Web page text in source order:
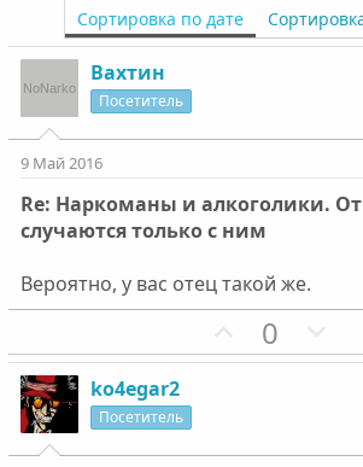
Сортировка по дате
Вахтин
Посетитель
9 Май 2016
Re: Наркоманы и алкоголики.
случаются только с ним
Вероятно, у вас отец такой же.
П
о
т
0
е
т
ko4egar2
Посетитель